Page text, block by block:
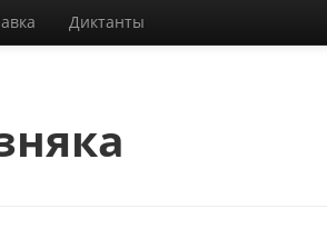
Диктанты